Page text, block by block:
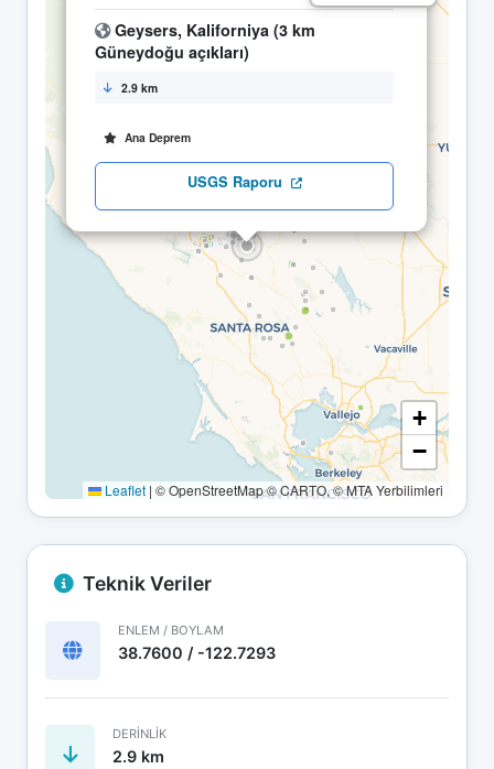
Geysers, Kaliforniya (3 km
Güneydoğu açıkları)
2.9 km
Ana Deprem
USGS Raporu
+
−
Leaflet | © OpenStreetMap © CARTO, © MTA Yerbilimleri
Teknik Veriler
ENLEM / BOYLAM
38.7600 / -122.7293
DERINLIK
2.9 km